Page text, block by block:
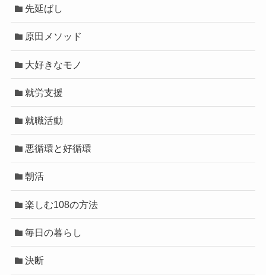
先延ばし
原田メソッド
大好きなモノ
就労支援
就職活動
悪循環と好循環
朝活
楽しむ108の方法
毎日の暮らし
決断